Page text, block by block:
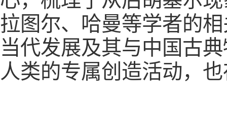
拉图尔、哈曼等学者的
当代发展及其与中国古
人类的专属创造活动，